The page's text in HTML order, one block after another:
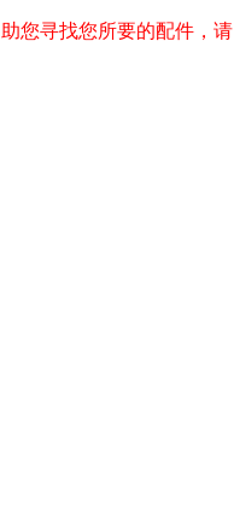
助您寻找您所要的配件，请